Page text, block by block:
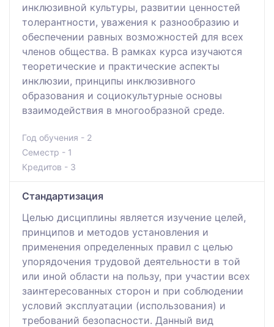
инклюзивной культуры, развитии ценностей
толерантности, уважения к разнообразию и
обеспечении равных возможностей для всех
членов общества. В рамках курса изучаются
теоретические и практические аспекты
инклюзии, принципы инклюзивного
образования и социокультурные основы
взаимодействия в многообразной среде.
Год обучения - 2
Семестр - 1
Кредитов - 3
Стандартизация
Целью дисциплины является изучение целей,
принципов и методов установления и
применения определенных правил с целью
упорядочения трудовой деятельности в той
или иной области на пользу, при участии всех
заинтересованных сторон и при соблюдении
условий эксплуатации (использования) и
требований безопасности. Данный вид